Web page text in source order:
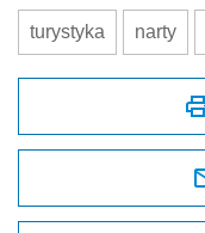
turystyka narty